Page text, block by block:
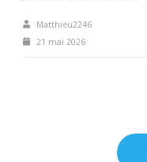
Matthieu2246
21 mai 2026